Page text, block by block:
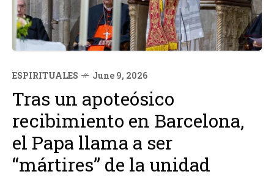
ESPIRITUALES June 9, 2026
Tras un apoteósico
recibimiento en Barcelona,
el Papa llama a ser
“mártires” de la unidad